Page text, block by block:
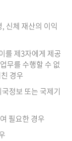
신체 재산의 이익
를 제3자에게 제공
무를 수행할 수 없
경우
정보 또는 국제기
필요한 경우